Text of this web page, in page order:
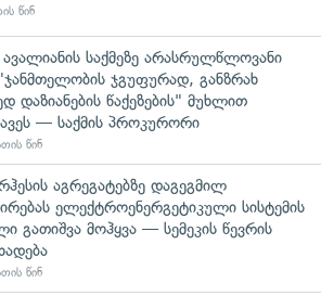
წინ
ავალიანის საქმეზე არასრულწლოვანი
ჯგუფურად, განზრახ
დაზიანების წაქეზების" მუხლით
— საქმის პროკურორი
წინ
აგრეგატებზე დაგეგმილ
ელექტროენერგეტიკული სისტემის
გათიშვა მოჰყვა — სემეკის წევრის
წინ